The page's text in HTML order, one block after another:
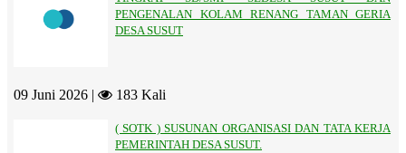
PENGENALAN KOLAM RENANG TAMAN GERIA
DESA SUSUT
09 Juni 2026 | 183 Kali
( SOTK ) SUSUNAN ORGANISASI DAN TATA KERJA
PEMERINTAH DESA SUSUT.